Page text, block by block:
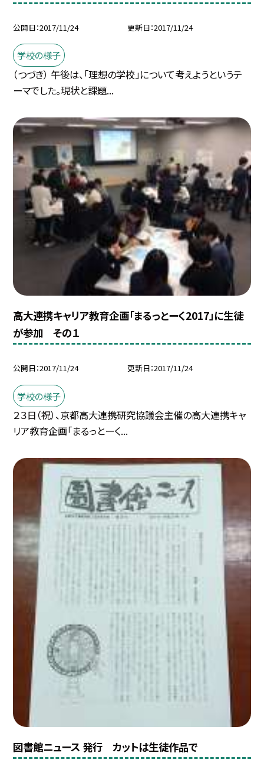
公開日 2017/11/24 更新日 2017/11/24
学校の様子
（つづき） 午後は、「理想の学校」について考えようというテ
ーマでした。現状と課題...
高大連携キャリア教育企画「まるっとーく2017」に生徒
が参加 その１
公開日 2017/11/24 更新日 2017/11/24
学校の様子
２３日（祝）、京都高大連携研究協議会主催の高大連携キャ
リア教育企画「まるっとーく...
図書館ニュース 発行 カットは生徒作品で